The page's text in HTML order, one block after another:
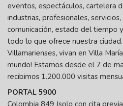
eventos, espectáculos, cartelera
industrias, profesionales,
comunicación, estado del tiempo
todo lo que ofrece nuestra
Villamarienses, vivan en Villa
mundo! Estamos desde el 7 de
recibimos 1.200.000 visitas
PORTAL 5900
Colombia 849 (solo con cita